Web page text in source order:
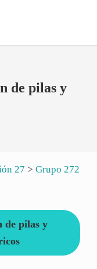
CNAE
de pilas y
27 > Grupo 272
de pilas y